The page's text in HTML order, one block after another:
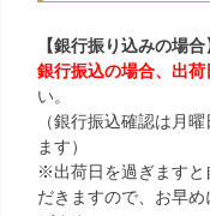
【銀行振り込みの場合
銀行振込の場合、出
い。
（銀行振込確認は月
ます）
※出荷日を過ぎますと
だきますので、お早